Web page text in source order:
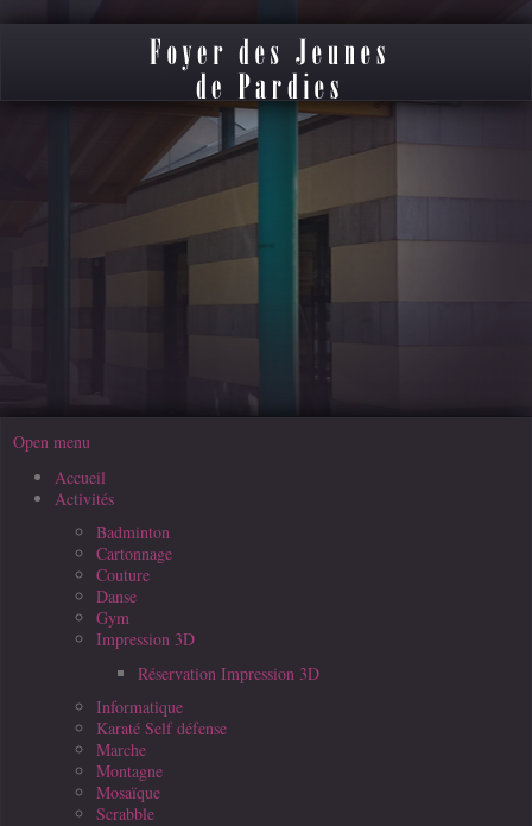
Open menu
Accueil
Activités
Badminton
Cartonnage
Couture
Danse
Gym
Impression 3D
Réservation Impression 3D
Informatique
Karaté Self défense
Marche
Montagne
Mosaïque
Scrabble